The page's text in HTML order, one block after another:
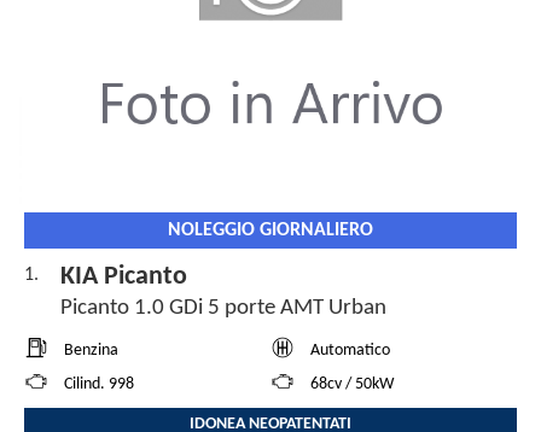
NOLEGGIO GIORNALIERO
1. KIA Picanto
Picanto 1.0 GDi 5 porte AMT Urban
Benzina
Automatico
Cilind. 998
68cv / 50kW
IDONEA NEOPATENTATI